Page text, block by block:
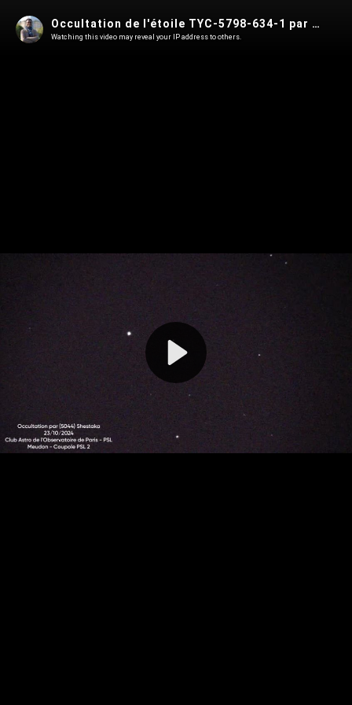
Play
Occultation de l'étoile TYC-5798-634-1 par l'astéroïde (5044) Shestaka
Watching this video may reveal your IP address to others.